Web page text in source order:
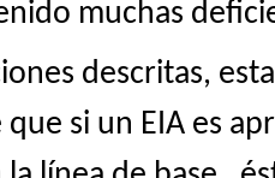
muchas
descritas,
si un EIA es